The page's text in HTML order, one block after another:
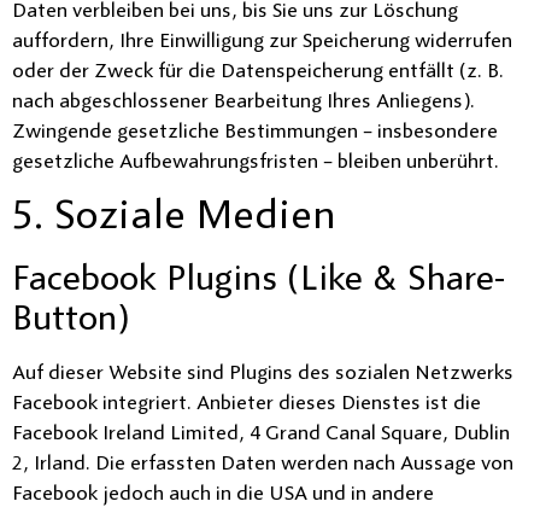
Daten verbleiben bei uns, bis Sie uns zur Löschung
auffordern, Ihre Einwilligung zur Speicherung widerrufen
oder der Zweck für die Datenspeicherung entfällt (z. B.
nach abgeschlossener Bearbeitung Ihres Anliegens).
Zwingende gesetzliche Bestimmungen – insbesondere
gesetzliche Aufbewahrungsfristen – bleiben unberührt.
5. Soziale Medien
Facebook Plugins (Like & Share-
Button)
Auf dieser Website sind Plugins des sozialen Netzwerks
Facebook integriert. Anbieter dieses Dienstes ist die
Facebook Ireland Limited, 4 Grand Canal Square, Dublin
2, Irland. Die erfassten Daten werden nach Aussage von
Facebook jedoch auch in die USA und in andere